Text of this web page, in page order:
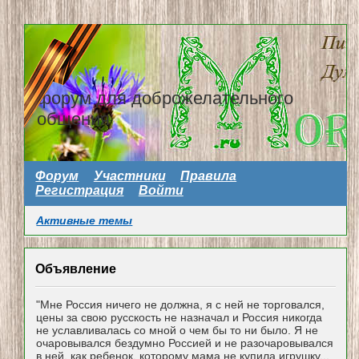
форум для доброжелательного
общения
Форум Участники
Правила
Регистрация
Войти
Активные темы
Объявление
"Мне Россия ничего не должна, я с ней не торговался,
цены за свою русскость не назначал и Россия никогда
не уславливалась со мной о чем бы то ни было. Я не
очаровывался бездумно Россией и не разочаровывался
в ней, как ребенок, которому мама не купила игрушку...